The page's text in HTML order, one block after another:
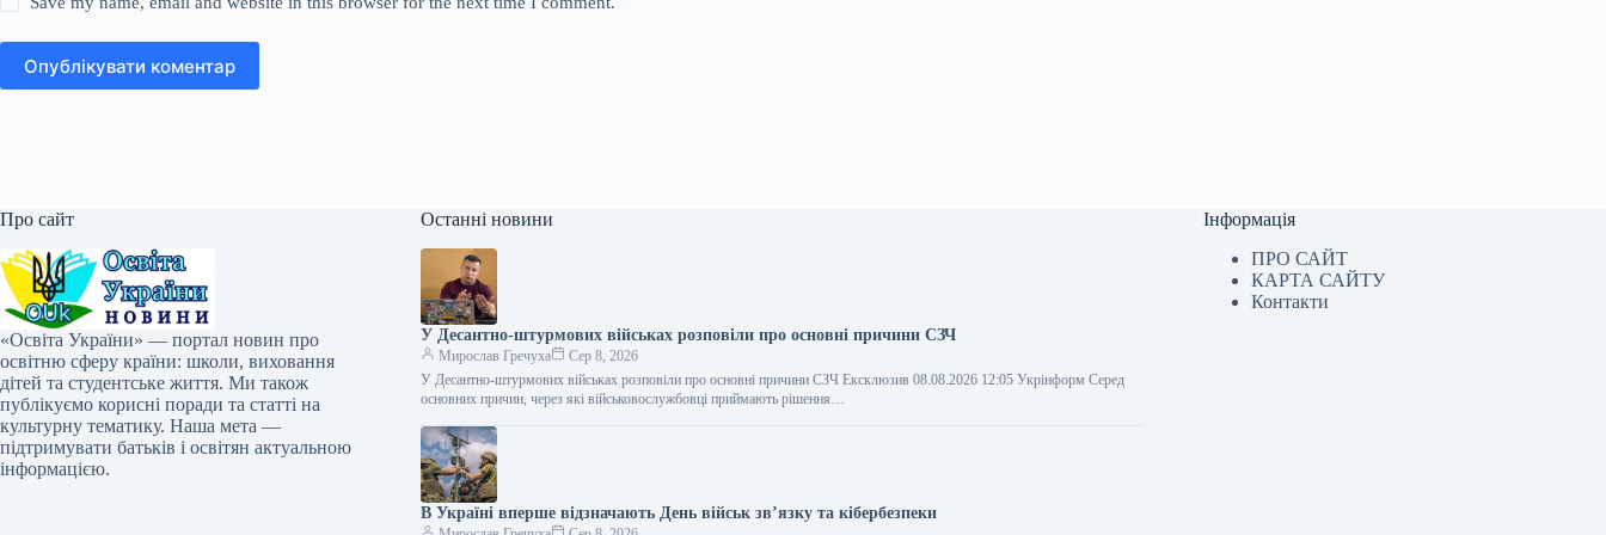
Опублікувати коментар
Про сайт
«Освіта України» — портал новин про
освітню сферу країни: школи, виховання
дітей та студентське життя. Ми також
публікуємо корисні поради та статті на
культурну тематику. Наша мета —
підтримувати батьків і освітян актуальною
інформацією.
Останні новини
У Десантно-штурмових військах розповіли про основні причини СЗЧ
Мирослав Гречуха
Сер 8, 2026
У Десантно-штурмових військах розповіли про основні причини СЗЧ Ексклюзив 08.08.2026 12:05 Укрінформ Серед
основних причин, через які військовослужбовці приймають рішення…
В Україні вперше відзначають День військ зв’язку та кібербезпеки
Інформація
ПРО САЙТ
КАРТА САЙТУ
Контакти